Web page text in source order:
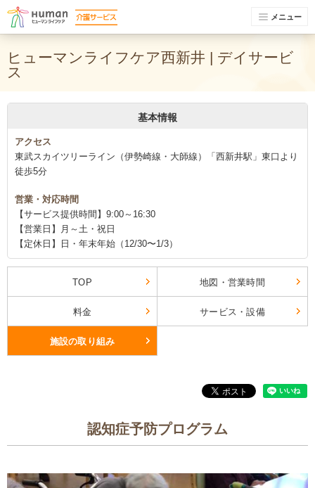
メニュー
ヒューマンライフケア西新井 | デイサービ
ス
基本情報
アクセス
東武スカイツリーライン（伊勢崎線・大師線）「西新井駅」東口より
徒歩5分
営業・対応時間
【サービス提供時間】9:00～16:30
【営業日】月～土・祝日
【定休日】日・年末年始（12/30〜1/3）
TOP 地図・営業時間
料金 サービス・設備
施設の取り組み
認知症予防プログラム